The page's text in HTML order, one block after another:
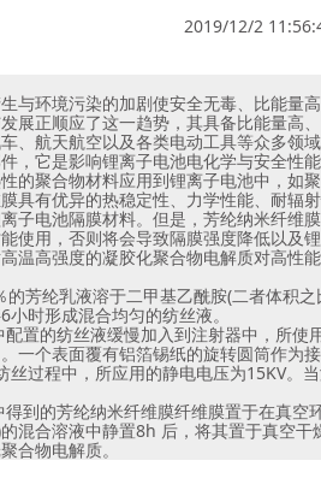
2019/12/2
环境污染的加剧使安全无毒、比能量
展正顺应了这一趋势，其具备比能量高
、航天航空以及各类电动工具等众多领
，它是影响锂离子电池电化学与安全性
的聚合物材料应用到锂离子电池中，如
具有优异的热稳定性、力学性能、耐辐
子电池隔膜材料。但是，芳纶纳米纤维
使用，否则将会导致隔膜强度降低以及
温高强度的凝胶化聚合物电解质对高性
芳纶乳液溶于二甲基乙酰胺(二者体积
时形成混合均匀的纺丝液。
配置的纺丝液缓慢加入到注射器中，所
一个表面覆有铝箔锡纸的旋转圆筒作为
丝过程中，所应用的静电电压为15KV。
得到的芳纶纳米纤维膜纤维膜置于在真
的混合溶液中静置8h 后，将其置于真空
合物电解质。